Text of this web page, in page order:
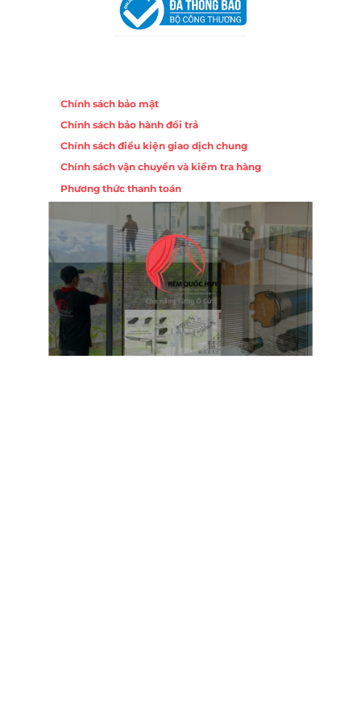
Chính sách bảo mật
Chính sách bảo hành đổi trả
Chính sách điều kiện giao dịch chung
Chính sách vận chuyển và kiểm tra hàng
Phương thức thanh toán